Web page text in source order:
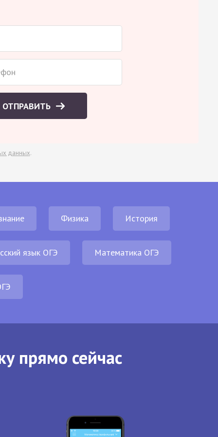
ОТПРАВИТЬ
данных.
Физика История
язык ОГЭ Математика ОГЭ
прямо сейчас